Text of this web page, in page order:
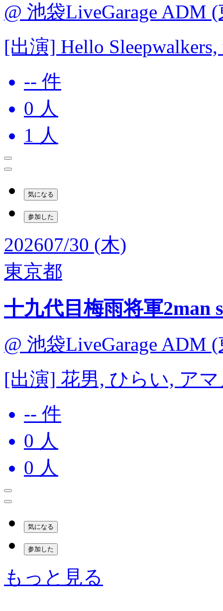
@ 池袋LiveGarage ADM
[出演] Hello
-- 件
0 人
1 人
気になる
参加した
202607/30 (木)
東京都
十九代目梅雨将軍2man
@ 池袋LiveGarage ADM
[出演] 花男, ひらい, ア
-- 件
0 人
0 人
気になる
参加した
もっと見る